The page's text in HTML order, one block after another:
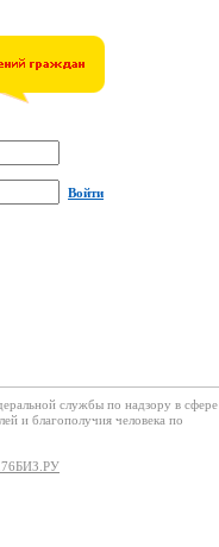
Войти
службы по надзору в сфере
и благополучия человека по